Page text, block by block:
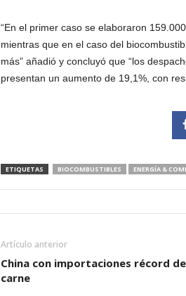
“En el primer caso se elaboraron
mientras que en el caso del
más” añadió y concluyó que “los
presentan un aumento de 19,1%, con
ETIQUETAS BIOCOMBUSTIBLES ENERGÍA &
Artículo anterior
China con importaciones récord de
carne